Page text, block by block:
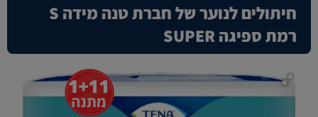
חיתולים לנוער של חברת טנה מידה S
רמת ספיגה SUPER